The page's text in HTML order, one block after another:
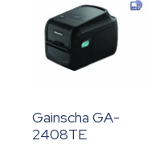
Gainscha GA-
2408TE